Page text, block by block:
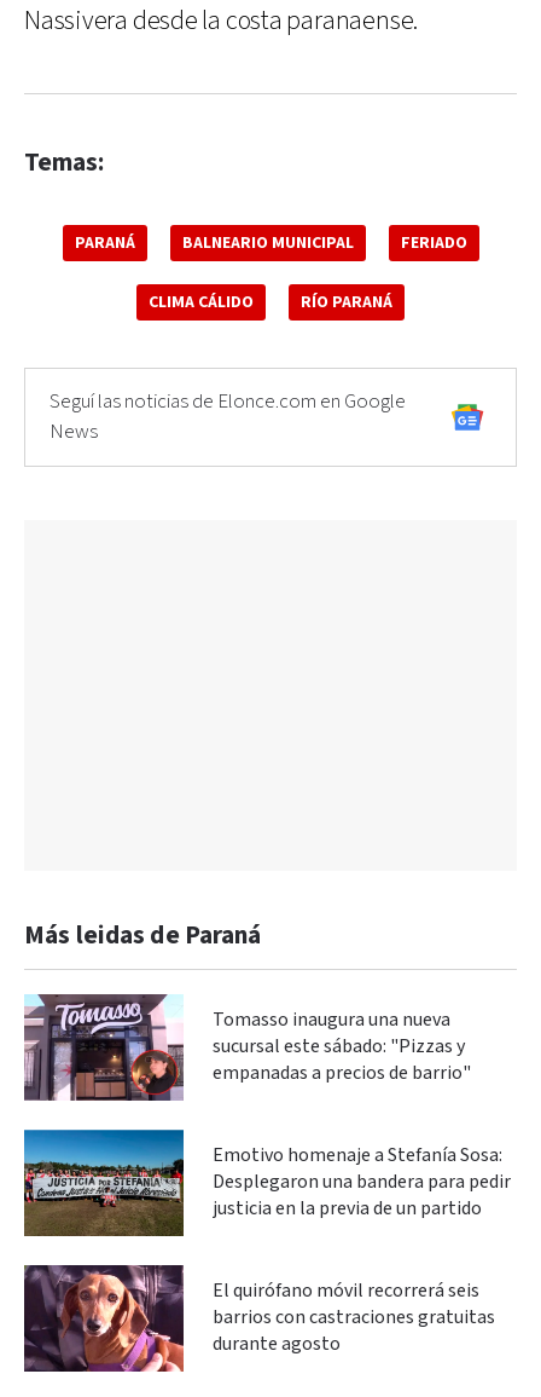
Nassivera desde la costa paranaense.
Temas:
PARANÁ BALNEARIO MUNICIPAL FERIADO
CLIMA CÁLIDO RÍO PARANÁ
Seguí las noticias de Elonce.com en Google
News
Más leidas de Paraná
Tomasso inaugura una nueva
sucursal este sábado: "Pizzas y
empanadas a precios de barrio"
Emotivo homenaje a Stefanía Sosa:
Desplegaron una bandera para pedir
justicia en la previa de un partido
El quirófano móvil recorrerá seis
barrios con castraciones gratuitas
durante agosto